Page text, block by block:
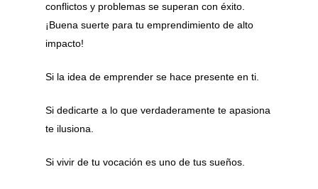
conflictos y problemas se superan con éxito.
¡Buena suerte para tu emprendimiento de alto
impacto!
Si la idea de emprender se hace presente en ti.
Si dedicarte a lo que verdaderamente te apasiona
te ilusiona.
Si vivir de tu vocación es uno de tus sueños.